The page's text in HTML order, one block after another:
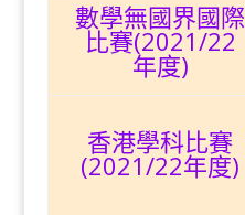
數學無國界國際
比賽(2021/22
年度)
香港學科比賽
(2021/22年度)